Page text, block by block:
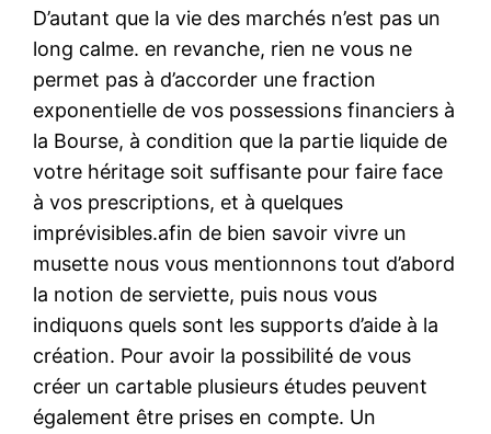
D’autant que la vie des marchés n’est pas un
long calme. en revanche, rien ne vous ne
permet pas à d’accorder une fraction
exponentielle de vos possessions financiers à
la Bourse, à condition que la partie liquide de
votre héritage soit suffisante pour faire face
à vos prescriptions, et à quelques
imprévisibles.afin de bien savoir vivre un
musette nous vous mentionnons tout d’abord
la notion de serviette, puis nous vous
indiquons quels sont les supports d’aide à la
création. Pour avoir la possibilité de vous
créer un cartable plusieurs études peuvent
également être prises en compte. Un